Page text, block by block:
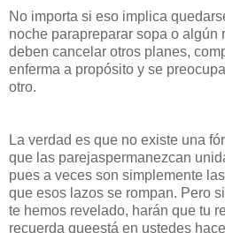
No importa si eso implica
noche parapreparar sopa o algún
deben cancelar otros planes,
enferma a propósito y se
otro.
La verdad es que no existe una
que las parejaspermanezcan
pues a veces son simplemente
que esos lazos se rompan. Pero
te hemos revelado, harán que tu
recuerda queestá en ustedes